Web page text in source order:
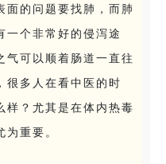
面的问题要找肺，而肺
一个非常好的侵泻途
气可以顺着肠道一直往
很多人在看中医的时
样？尤其是在体内热毒
重要。